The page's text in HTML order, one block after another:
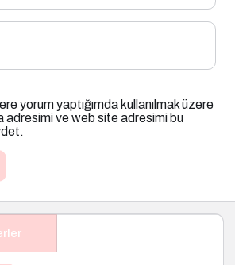
yorum yaptığımda kullanılmak üzere
adresimi ve web site adresimi bu